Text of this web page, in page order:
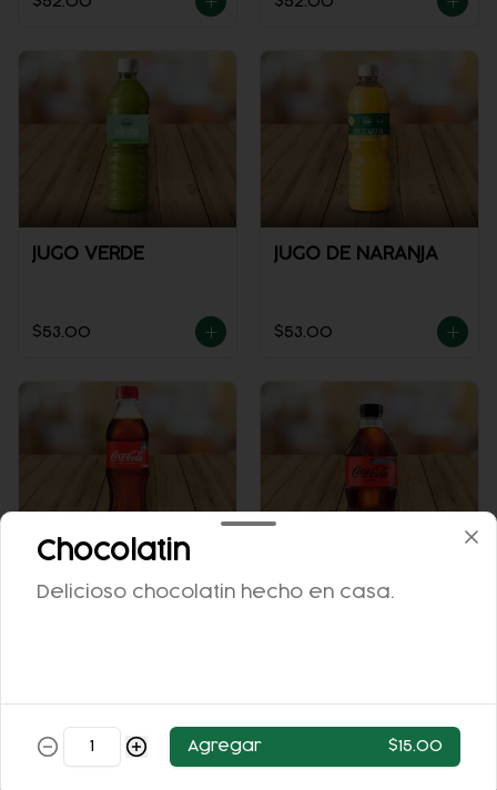
JUGO VERDE
$53.00
JUGO DE NARANJA
$53.00
COCA-COLA
COCA COLA ZERO
Chocolatin
Delicioso chocolatin hecho en casa.
Agregar $15.00